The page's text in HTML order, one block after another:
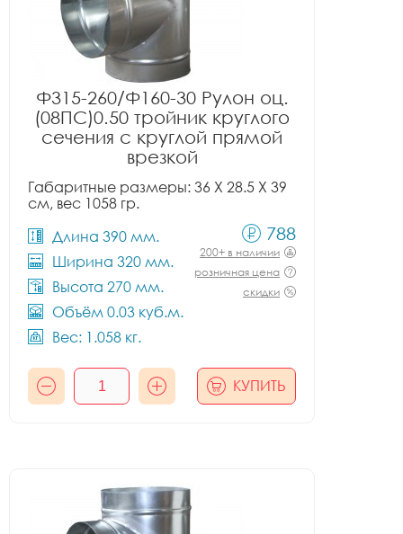
Ф315-260/Ф160-30 Рулон оц.
(08ПС)0.50 тройник круглого
сечения с круглой прямой
врезкой
Габаритные размеры: 36 X 28.5 X 39
см, вес 1058 гр.
Длина 390 мм.
Ширина 320 мм.
Высота 270 мм.
Объём 0.03 куб.м.
Вес: 1.058 кг.
788
200+ в наличии
розничная цена
скидки
КУПИТЬ